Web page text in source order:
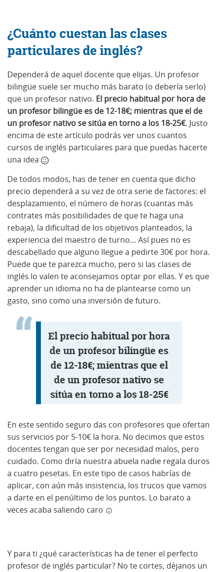
¿Cuánto cuestan las clases
particulares de inglés?
Dependerá de aquel docente que elijas. Un profesor
bilingüe suele ser mucho más barato (o debería serlo)
que un profesor nativo. El precio habitual por hora de
un profesor bilingüe es de 12-18€; mientras que el de
un profesor nativo se sitúa en torno a los 18-25€. Justo
encima de este artículo podrás ver unos cuantos
cursos de inglés particulares para que puedas hacerte
una idea
De todos modos, has de tener en cuenta que dicho
precio dependerá a su vez de otra serie de factores: el
desplazamiento, el número de horas (cuantas más
contrates más posibilidades de que te haga una
rebaja), la dificultad de los objetivos planteados, la
experiencia del maestro de turno… Así pues no es
descabellado que alguno llegue a pedirte 30€ por hora.
Puede que te parezca mucho, pero si las clases de
inglés lo valen te aconsejamos optar por ellas. Y es que
aprender un idioma no ha de plantearse como un
gasto, sino como una inversión de futuro.
El precio habitual por hora
de un profesor bilingüe es
de 12-18€; mientras que el
de un profesor nativo se
sitúa en torno a los 18-25€
En este sentido seguro das con profesores que ofertan
sus servicios por 5-10€ la hora. No decimos que estos
docentes tengan que ser por necesidad malos, pero
cuidado. Como diría nuestra abuela nadie regala duros
a cuatro pesetas. En este tipo de casos habrías de
aplicar, con aún más insistencia, los trucos que vamos
a darte en el penúltimo de los puntos. Lo barato a
veces acaba saliendo caro
Y para ti ¿qué características ha de tener el perfecto
profesor de inglés particular? No te cortes, déjanos un